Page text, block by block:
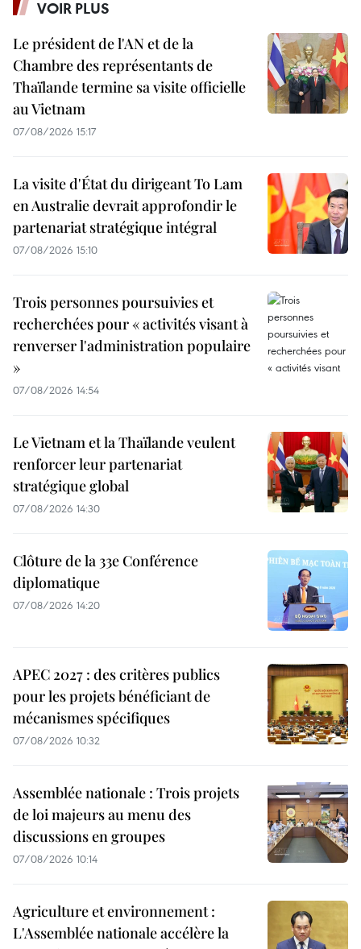
VOIR PLUS
Le président de l'AN et de la
Chambre des représentants de
Thaïlande termine sa visite officielle
au Vietnam
07/08/2026 15:17
La visite d'État du dirigeant To Lam
en Australie devrait approfondir le
partenariat stratégique intégral
07/08/2026 15:10
Trois personnes poursuivies et
recherchées pour « activités visant à
renverser l'administration populaire
»
07/08/2026 14:54
Le Vietnam et la Thaïlande veulent
renforcer leur partenariat
stratégique global
07/08/2026 14:30
Clôture de la 33e Conférence
diplomatique
07/08/2026 14:20
APEC 2027 : des critères publics
pour les projets bénéficiant de
mécanismes spécifiques
07/08/2026 10:32
Assemblée nationale : Trois projets
de loi majeurs au menu des
discussions en groupes
07/08/2026 10:14
Agriculture et environnement :
L'Assemblée nationale accélère la